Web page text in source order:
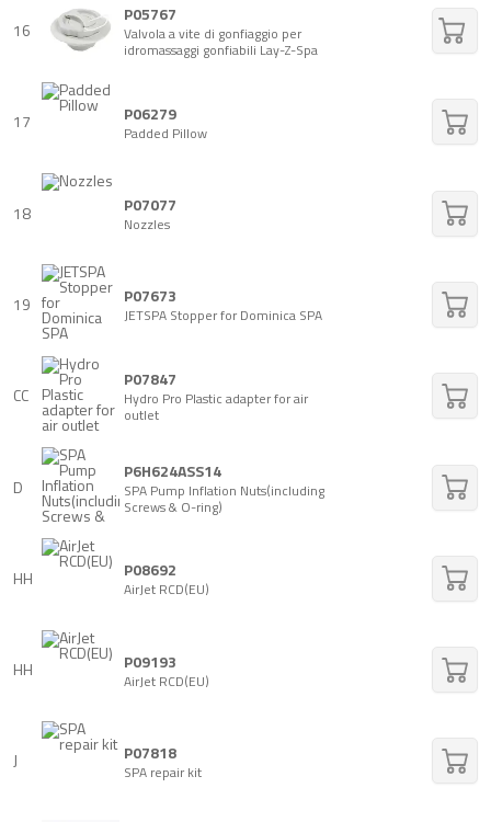
16
P05767
Valvola a vite di gonfiaggio per
idromassaggi gonfiabili Lay-Z-Spa
17 P06279
Padded Pillow
18 P07077
Nozzles
19 P07673
JETSPA Stopper for Dominica SPA
CC
P07847
Hydro Pro Plastic adapter for air
outlet
D
P6H624ASS14
SPA Pump Inflation Nuts(including
Screws & O-ring)
HH P08692
AirJet RCD(EU)
HH P09193
AirJet RCD(EU)
J P07818
SPA repair kit